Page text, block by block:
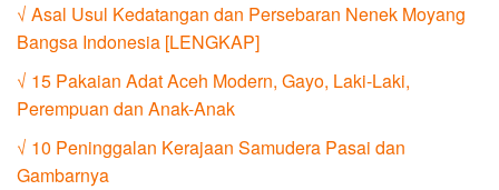
√ Asal Usul Kedatangan dan Persebaran Nenek Moyang
Bangsa Indonesia [LENGKAP]
√ 15 Pakaian Adat Aceh Modern, Gayo, Laki-Laki,
Perempuan dan Anak-Anak
√ 10 Peninggalan Kerajaan Samudera Pasai dan
Gambarnya